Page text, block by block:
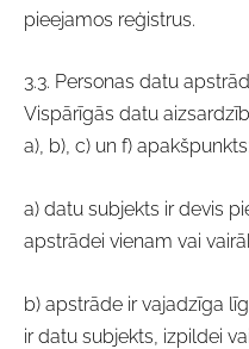
pieejamos reģistrus.
3.3. Personas datu
Vispārīgās datu
a), b), c) un f) apakšpunkts:
a) datu subjekts ir devis
apstrādei vienam vai
b) apstrāde ir vajadzīga
ir datu subjekts, izpildei